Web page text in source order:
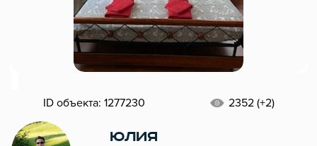
ID объекта: 1277230 2352 (+2)
Юлия